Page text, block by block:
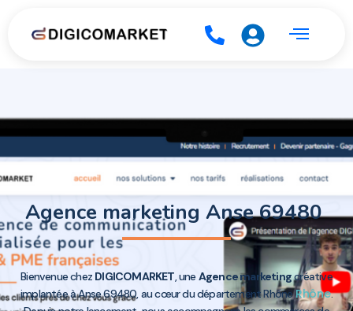
Agence marketing Anse 69480
Bienvenue chez DIGICOMARKET , une Agence marketingcréative
implantée à Anse 69480, au cœur du département RhôneRhône.